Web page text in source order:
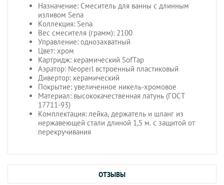
Назначение: Смеситель для ванны с длинным
изливом Sena
Коллекция: Sena
Вес смесителя (грамм): 2100
Управление: однозахватный
Цвет: хром
Картридж: керамический SofTap
Аэратор: Neoperl встроенный пластиковый
Дивертор: керамический
Покрытие: увеличенное никель-хромовое
Материал: высококачественная латунь (ГОСТ
17711-93)
Комплектация: лейка, держатель и шланг из
нержавеющей стали длиной 1,5 м. с защитой от
перекручивания
ОТЗЫВЫ